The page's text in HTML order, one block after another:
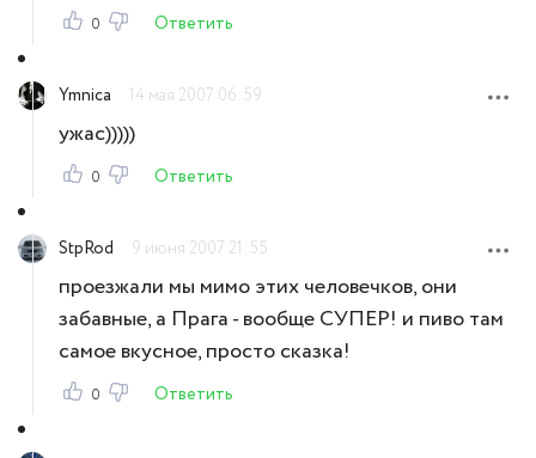
0 Ответить
Ymnica 14 мая 2007 06:59
ужас)))))
0 Ответить
StpRod 9 июня 2007 21:55
проезжали мы мимо этих человечков, они
забавные, а Прага - вообще СУПЕР! и пиво там
самое вкусное, просто сказка!
0 Ответить